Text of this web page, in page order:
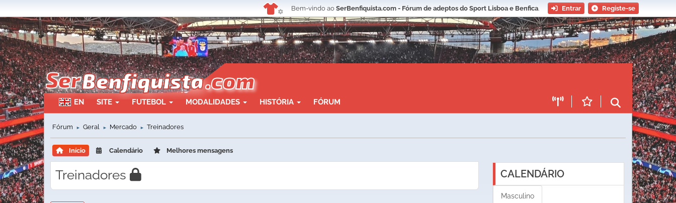
Bem-vindo ao SerBenfiquista.com - Fórum de adeptos do Sport Lisboa e Benfica. Entrar Registe-se
EN SITE FUTEBOL MODALIDADES HISTÓRIA FÓRUM
Fórum ► Geral ► Mercado ► Treinadores
Início Calendário Melhores mensagens
Treinadores CALENDÁRIO
Masculino